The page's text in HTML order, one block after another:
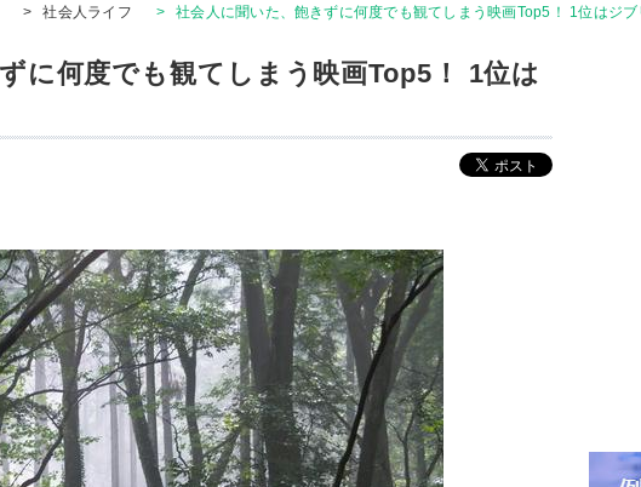
> 社会人ライフ > 社会人に聞いた、飽きずに何度でも観てしまう映画Top5！ 1位はジ
に何度でも観てしまう映画Top5！ 1位は